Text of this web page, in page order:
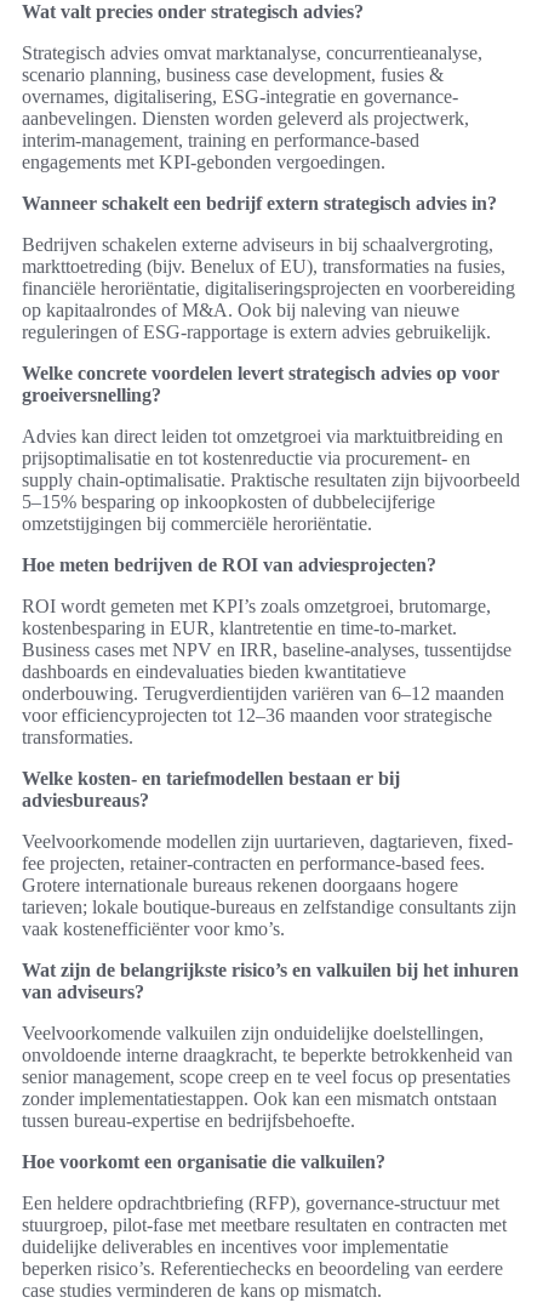
Wat valt precies onder strategisch advies?
Strategisch advies omvat marktanalyse, concurrentieanalyse,
scenario planning, business case development, fusies &
overnames, digitalisering, ESG-integratie en governance-
aanbevelingen. Diensten worden geleverd als projectwerk,
interim-management, training en performance-based
engagements met KPI-gebonden vergoedingen.
Wanneer schakelt een bedrijf extern strategisch advies in?
Bedrijven schakelen externe adviseurs in bij schaalvergroting,
markttoetreding (bijv. Benelux of EU), transformaties na fusies,
financiële heroriëntatie, digitaliseringsprojecten en voorbereiding
op kapitaalrondes of M&A. Ook bij naleving van nieuwe
reguleringen of ESG-rapportage is extern advies gebruikelijk.
Welke concrete voordelen levert strategisch advies op voor
groeiversnelling?
Advies kan direct leiden tot omzetgroei via marktuitbreiding en
prijsoptimalisatie en tot kostenreductie via procurement- en
supply chain-optimalisatie. Praktische resultaten zijn bijvoorbeeld
5–15% besparing op inkoopkosten of dubbelecijferige
omzetstijgingen bij commerciële heroriëntatie.
Hoe meten bedrijven de ROI van adviesprojecten?
ROI wordt gemeten met KPI’s zoals omzetgroei, brutomarge,
kostenbesparing in EUR, klantretentie en time-to-market.
Business cases met NPV en IRR, baseline-analyses, tussentijdse
dashboards en eindevaluaties bieden kwantitatieve
onderbouwing. Terugverdientijden variëren van 6–12 maanden
voor efficiencyprojecten tot 12–36 maanden voor strategische
transformaties.
Welke kosten- en tariefmodellen bestaan er bij
adviesbureaus?
Veelvoorkomende modellen zijn uurtarieven, dagtarieven, fixed-
fee projecten, retainer-contracten en performance-based fees.
Grotere internationale bureaus rekenen doorgaans hogere
tarieven; lokale boutique-bureaus en zelfstandige consultants zijn
vaak kostenefficiënter voor kmo’s.
Wat zijn de belangrijkste risico’s en valkuilen bij het inhuren
van adviseurs?
Veelvoorkomende valkuilen zijn onduidelijke doelstellingen,
onvoldoende interne draagkracht, te beperkte betrokkenheid van
senior management, scope creep en te veel focus op presentaties
zonder implementatiestappen. Ook kan een mismatch ontstaan
tussen bureau-expertise en bedrijfsbehoefte.
Hoe voorkomt een organisatie die valkuilen?
Een heldere opdrachtbriefing (RFP), governance-structuur met
stuurgroep, pilot-fase met meetbare resultaten en contracten met
duidelijke deliverables en incentives voor implementatie
beperken risico’s. Referentiechecks en beoordeling van eerdere
case studies verminderen de kans op mismatch.